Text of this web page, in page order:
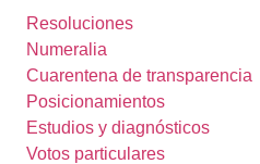
Resoluciones
Numeralia
Cuarentena de transparencia
Posicionamientos
Estudios y diagnósticos
Votos particulares